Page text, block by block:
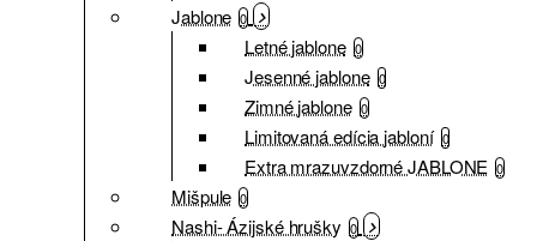
Jablone 0
Letné jablone 0
Jesenné jablone 0
Zimné jablone 0
Limitovaná edícia jabloní 0
Extra mrazuvzdorné JABLONE 0
Mišpule 0
Nashi- Ázijské hrušky 0